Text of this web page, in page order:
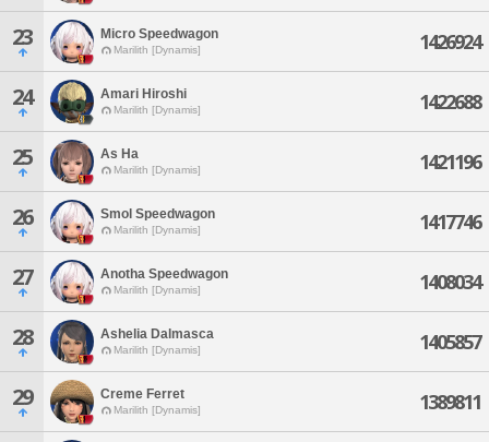
23 Micro Speedwagon
Marilith [Dynamis] 1426924
24 Amari Hiroshi
Marilith [Dynamis] 1422688
25 As Ha
Marilith [Dynamis] 1421196
26 Smol Speedwagon
Marilith [Dynamis] 1417746
27 Anotha Speedwagon
Marilith [Dynamis] 1408034
28 Ashelia Dalmasca
Marilith [Dynamis] 1405857
29 Creme Ferret
Marilith [Dynamis] 1389811